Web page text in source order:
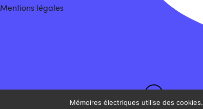
Mentions légales
Mémoires électriques utilise des cookies.